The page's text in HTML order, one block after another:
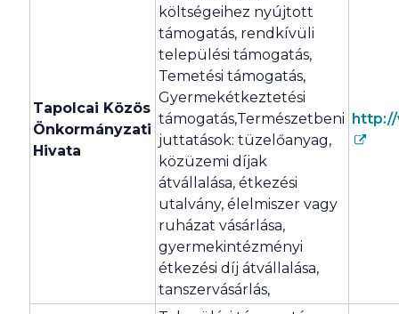
Tapolcai Közös
Önkormányzati
Hivata
költségeihez nyújtott
támogatás, rendkívüli
települési támogatás,
Temetési támogatás,
Gyermekétkeztetési
támogatás,Természetbeni
juttatások: tüzelőanyag,
közüzemi díjak
átvállalása, étkezési
utalvány, élelmiszer vagy
ruházat vásárlása,
gyermekintézményi
étkezési díj átvállalása,
tanszervásárlás,